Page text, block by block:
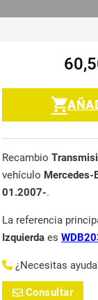
Recambio
vehículo Mercedes-
01.2007-.
La referencia
Izquierda es
¿Necesitas
Consultar